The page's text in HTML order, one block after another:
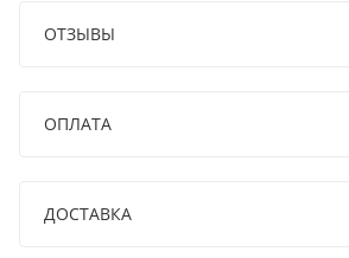
ОТЗЫВЫ
ОПЛАТА
ДОСТАВКА